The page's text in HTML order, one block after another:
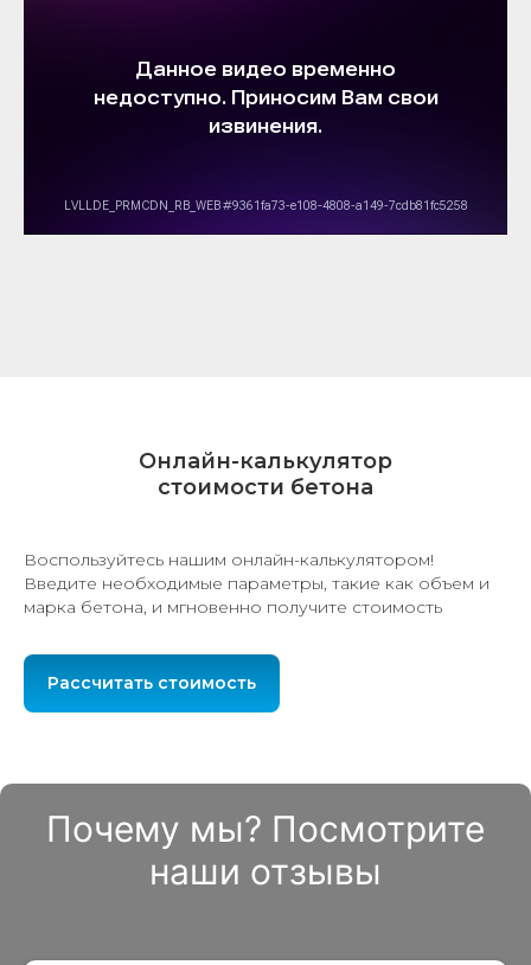
Онлайн-калькулятор
стоимости бетона
Воспользуйтесь нашим онлайн-калькулятором!
Введите необходимые параметры, такие как объем и
марка бетона, и мгновенно получите стоимость
Рассчитать стоимость
Почему мы? Посмотрите
наши отзывы